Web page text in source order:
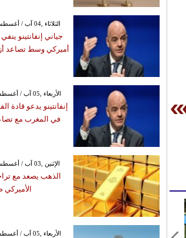
GMT 09:04 2026 الثلاثاء ,04 آب / أغسطس
جياني إنفانتينو
أميركي وسط تصاعد
GMT 19:51 2026 الأربعاء ,05 آب / أغسطس
إنفانتينو يدعو قادة
في المغرب مع
GMT 08:38 2026 الإثنين ,03 آب / أغسطس
الذهب يصعد مع
الأميركي
GMT 23:45 2026 الأربعاء ,05 آب / أغسطس